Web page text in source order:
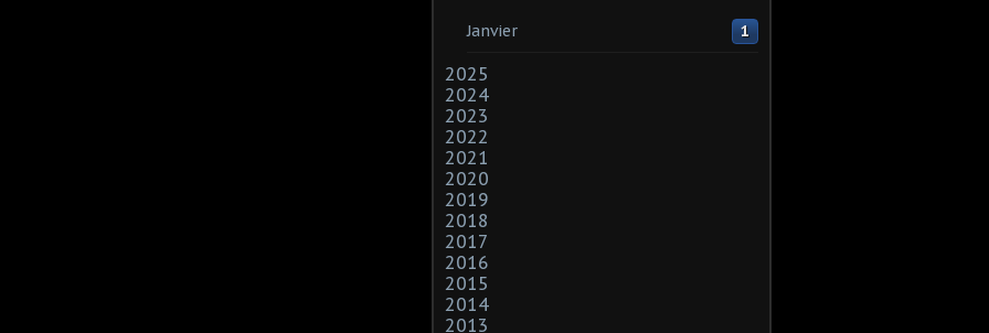
Janvier 1
2025
2024
2023
2022
2021
2020
2019
2018
2017
2016
2015
2014
2013